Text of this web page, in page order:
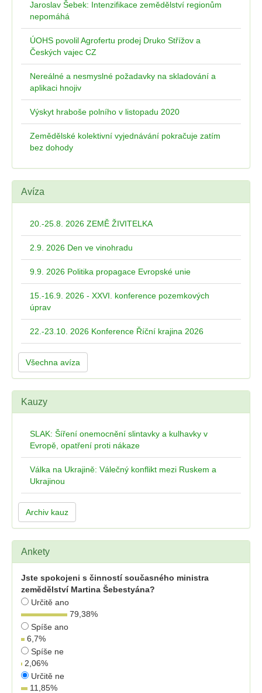
Jaroslav Šebek: Intenzifikace zemědělství regionům
nepomáhá
ÚOHS povolil Agrofertu prodej Druko Střížov a
Českých vajec CZ
Nereálné a nesmyslné požadavky na skladování a
aplikaci hnojiv
Výskyt hraboše polního v listopadu 2020
Zemědělské kolektivní vyjednávání pokračuje zatím
bez dohody
Avíza
20.-25.8. 2026 ZEMĚ ŽIVITELKA
2.9. 2026 Den ve vinohradu
9.9. 2026 Politika propagace Evropské unie
15.-16.9. 2026 - XXVI. konference pozemkových
úprav
22.-23.10. 2026 Konference Říční krajina 2026
Všechna avíza
Kauzy
SLAK: Šíření onemocnění slintavky a kulhavky v
Evropě, opatření proti nákaze
Válka na Ukrajině: Válečný konflikt mezi Ruskem a
Ukrajinou
Archiv kauz
Ankety
Jste spokojeni s činností současného ministra
zemědělství Martina Šebestyána?
Určitě ano
79,38%
Spíše ano
6,7%
Spíše ne
2,06%
Určitě ne
11,85%